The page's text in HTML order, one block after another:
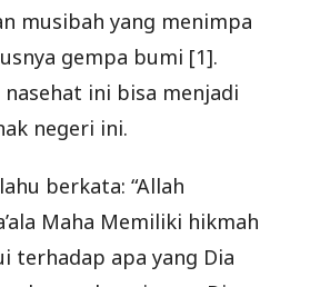
musibah yang menimpa
gempa bumi [1].
ini bisa menjadi
negeri ini.
berkata: “Allah
Maha Memiliki hikmah
terhadap apa yang Dia